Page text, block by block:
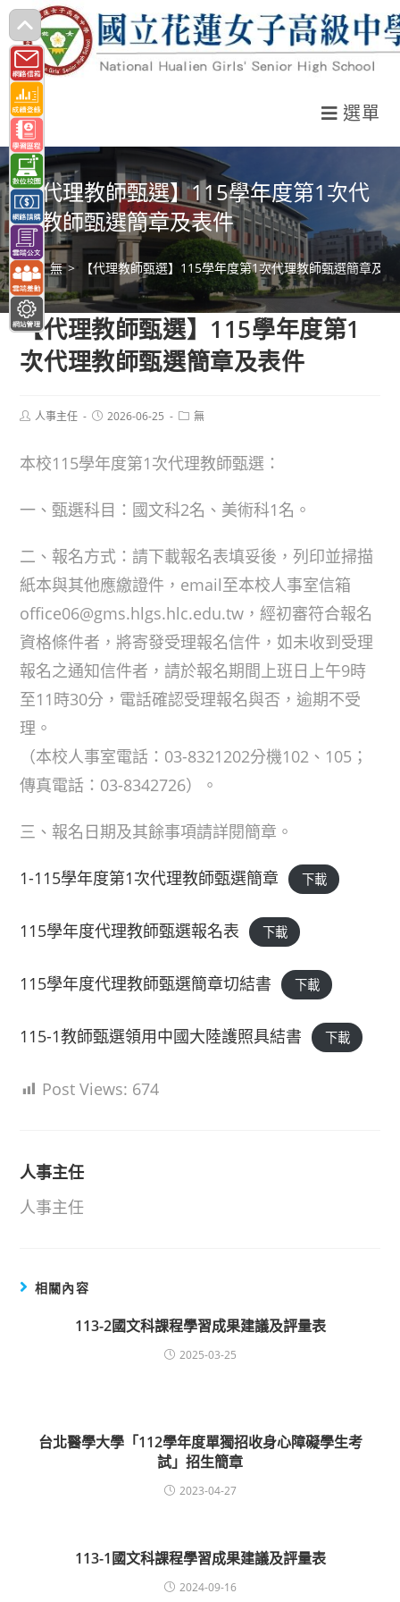
跳
轉
至
主
要
內
容
選單
【代理教師甄選】115學年度第1次代
理教師甄選簡章及表件
> 無 > 【代理教師甄選】115學年度第1次代理教師甄選簡章及表
【代理教師甄選】115學年度第1
次代理教師甄選簡章及表件
Post人事主任
Post2026-06-25
Post無
本校115學年度第1次代理教師甄選：
一、甄選科目：國文科2名、美術科1名。
二、報名方式：請下載報名表填妥後，列印並掃描
紙本與其他應繳證件，email至本校人事室信箱
office06@gms.hlgs.hlc.edu.tw，經初審符合報名
資格條件者，將寄發受理報名信件，如未收到受理
報名之通知信件者，請於報名期間上班日上午9時
至11時30分，電話確認受理報名與否，逾期不受
理。
（本校人事室電話：03-8321202分機102、105；
傳真電話：03-8342726）。
三、報名日期及其餘事項請詳閱簡章。
1-115學年度第1次代理教師甄選簡章 下載
115學年度代理教師甄選報名表 下載
115學年度代理教師甄選簡章切結書 下載
115-1教師甄選領用中國大陸護照具結書 下載
Post Views: 674
人事主任
人事主任
相關內容
113-2國文科課程學習成果建議及評量表
2025-03-25
台北醫學大學「112學年度單獨招收身心障礙學生考
試」招生簡章
2023-04-27
113-1國文科課程學習成果建議及評量表
2024-09-16